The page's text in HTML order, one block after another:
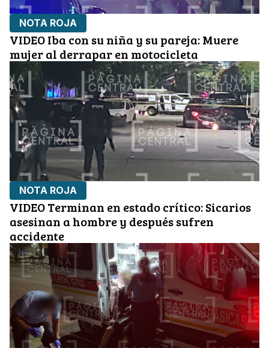
NOTA ROJA
VIDEO Iba con su niña y su pareja: Muere
mujer al derrapar en motocicleta
NOTA ROJA
VIDEO Terminan en estado crítico: Sicarios
asesinan a hombre y después sufren
accidente